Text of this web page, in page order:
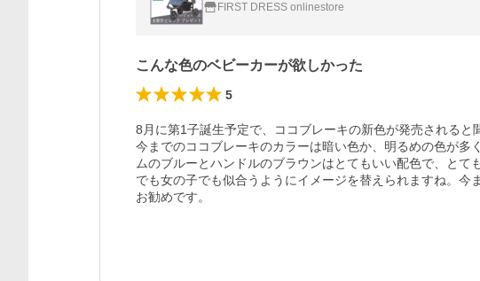
FIRST DRESS onlinestore
こんな色のベビーカーが欲しかった
5
8月に第1子誕生予定で、ココブレーキの新色が発売されると
今までのココブレーキのカラーは暗い色か、明るめの色が多
ムのブルーとハンドルのブラウンはとてもいい配色で、と
でも女の子でも似合うようにイメージを替えられますね。今
お勧めです。